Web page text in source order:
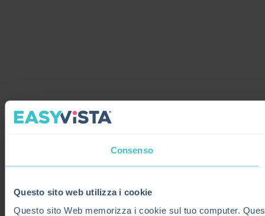
Consenso
Questo sito web utilizza i cookie
Questo sito Web memorizza i cookie sul tuo computer.